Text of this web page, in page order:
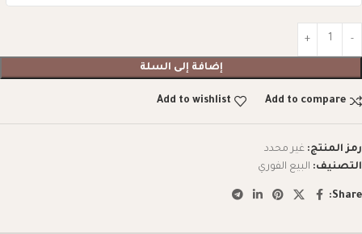
إضافة إلى السلة
Add to compare
Add to wishlist
رمز المنتج: غير محدد
التصنيف: البيع الفوري
Share: